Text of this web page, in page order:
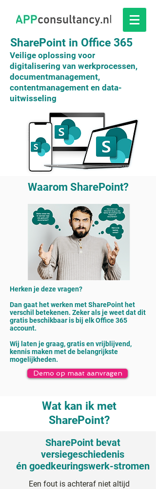
SharePoint in Office 365
Veilige oplossing voor
digitalisering van werkprocessen,
documentmanagement,
contentmanagement en data-
uitwisseling
Waarom SharePoint?
Herken je deze vragen?
Dan gaat het werken met SharePoint het
verschil betekenen. Zeker als je weet dat dit
gratis beschikbaar is bij elk Office 365
account.​
Wij laten je graag, gratis en vrijblijvend,
kennis maken met de belangrijkste
mogelijkheden.​
Demo op maat aanvragen
Wat kan ik met
SharePoint?
SharePoint bevat
versiegeschiedenis
én goedkeuringswerk-stromen
Een fout is achteraf niet altijd